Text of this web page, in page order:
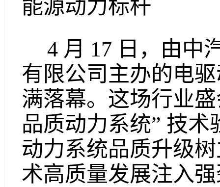
能源动力标杆
4 月 17 日，由中
有限公司主办的电
满落幕。这场行业
品质动力系统” 技
动力系统品质升级
术高质量发展注入